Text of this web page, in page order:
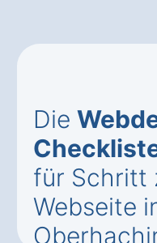
Die
für Schritt
Webseite